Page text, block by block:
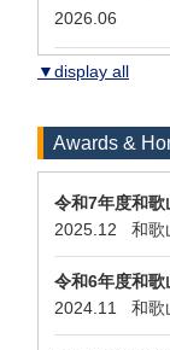
2026.06
▼display all
Awards &
令和7年度和
2025.12 和歌
令和6年度和
2024.11 和歌